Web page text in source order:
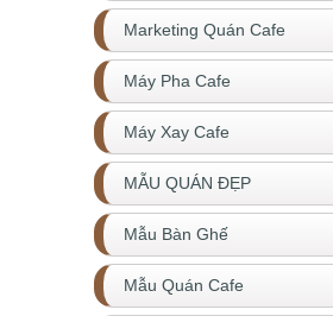
Marketing Quán Cafe
Máy Pha Cafe
Máy Xay Cafe
MẪU QUÁN ĐẸP
Mẫu Bàn Ghế
Mẫu Quán Cafe